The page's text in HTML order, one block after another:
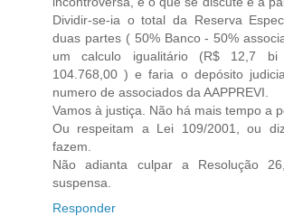
Dividir-se-ia o total da Reserva
duas partes ( 50% Banco - 50%
um calculo igualitário (R$ 12,7
104.768,00 ) e faria o depósito
numero de associados da AAPPREVI.
Vamos à justiça. Não há mais tempo a
Ou respeitam a Lei 109/2001, ou
fazem.
Não adianta culpar a Resolução
suspensa.
Responder